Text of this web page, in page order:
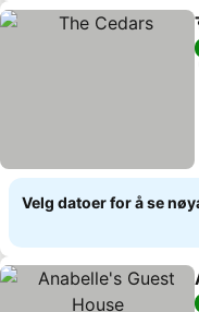
Velg datoer for å se